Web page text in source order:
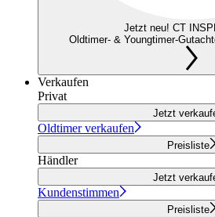
Jetzt neu! CT
Oldtimer- & Youngtimer-
Verkaufen
Privat
Jetzt
Oldtimer verkaufen
Preisliste
Händler
Jetzt
Kundenstimmen
Preisliste